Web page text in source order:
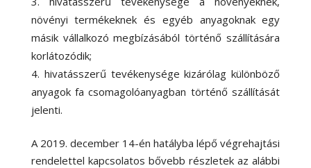
növényi termékeknek és egyéb anyagoknak egy
másik vállalkozó megbízásából történő szállítására
korlátozódik;
hivatásszerű tevékenysége kizárólag különböző
anyagok fa csomagolóanyagban történő szállítását
jelenti.
A 2019. december 14-én hatályba lépő végrehajtási
rendelettel kapcsolatos bővebb részletek az alábbi